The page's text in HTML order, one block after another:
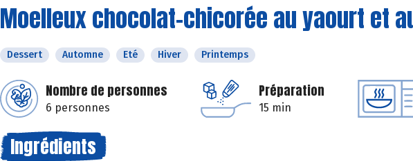
Moelleux chocolat-chicorée au yaourt et
Dessert Automne Eté Hiver Printemps
Nombre de personnes
6 personnes
Préparation
15 min
Ingrédients